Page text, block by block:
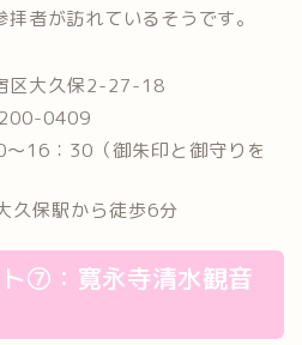
者が訪れているそうです。
区大久保2-27-18
0409
～16：30（御朱印と御守りを
久保駅から徒歩6分
⑦：寛永寺清水観音